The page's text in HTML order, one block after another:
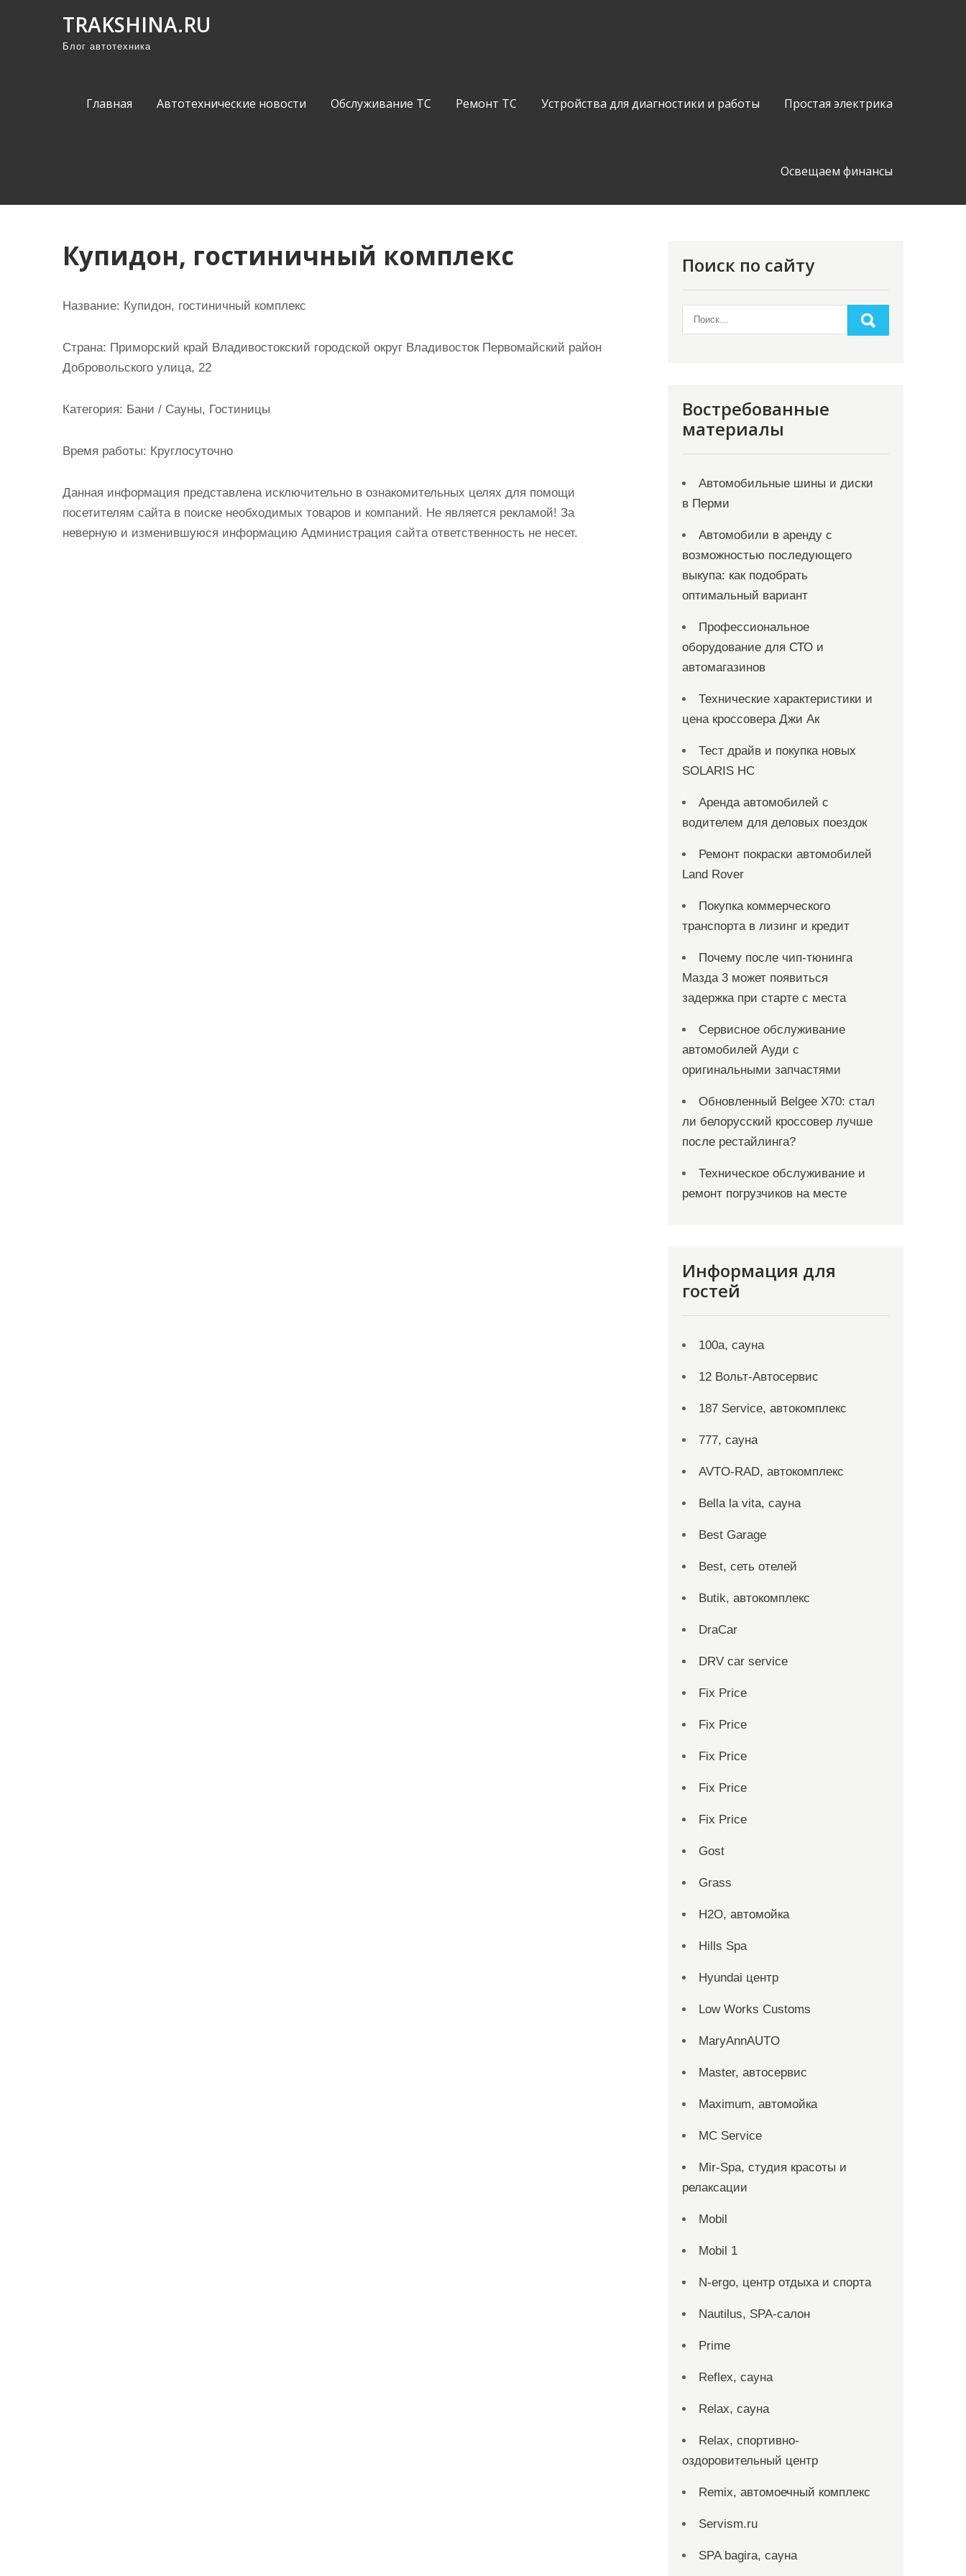
TRAKSHINA.RU
Блог автотехника
Главная Автотехнические новости Обслуживание ТС Ремонт ТС Устройства для диагностики и работы Простая электрика
Освещаем финансы
Купидон, гостиничный комплекс
Название: Купидон, гостиничный комплекс
Страна: Приморский край Владивостокский городской округ Владивосток Первомайский район
Добровольского улица, 22
Категория: Бани / Сауны, Гостиницы
Время работы: Круглосуточно
Данная информация представлена исключительно в ознакомительных целях для помощи
посетителям сайта в поиске необходимых товаров и компаний. Не является рекламой! За
неверную и изменившуюся информацию Администрация сайта ответственность не несет.
Поиск по сайту
Востребованные
материалы
Автомобильные шины и диски
в Перми
Автомобили в аренду с
возможностью последующего
выкупа: как подобрать
оптимальный вариант
Профессиональное
оборудование для СТО и
автомагазинов
Технические характеристики и
цена кроссовера Джи Ак
Тест драйв и покупка новых
SOLARIS HC
Аренда автомобилей с
водителем для деловых поездок
Ремонт покраски автомобилей
Land Rover
Покупка коммерческого
транспорта в лизинг и кредит
Почему после чип-тюнинга
Мазда 3 может появиться
задержка при старте с места
Сервисное обслуживание
автомобилей Ауди с
оригинальными запчастями
Обновленный Belgee X70: стал
ли белорусский кроссовер лучше
после рестайлинга?
Техническое обслуживание и
ремонт погрузчиков на месте
Информация для
гостей
100а, сауна
12 Вольт-Автосервис
187 Service, автокомплекс
777, сауна
AVTO-RAD, автокомплекс
Bella la vita, сауна
Best Garage
Best, сеть отелей
Butik, автокомплекс
DraCar
DRV car service
Fix Price
Fix Price
Fix Price
Fix Price
Fix Price
Gost
Grass
H2O, автомойка
Hills Spa
Hyundai центр
Low Works Customs
MaryAnnAUTO
Master, автосервис
Maximum, автомойка
MC Service
Mir-Spa, студия красоты и
релаксации
Mobil
Mobil 1
N-ergo, центр отдыха и спорта
Nautilus, SPA-салон
Prime
Reflex, сауна
Relax, сауна
Relax, спортивно-
оздоровительный центр
Remix, автомоечный комплекс
Servism.ru
SPA bagira, сауна